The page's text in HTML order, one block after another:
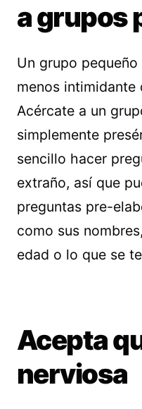
a grupos
Un grupo
menos intimidante
Acércate a un
simplemente
sencillo hacer
extraño, así que
preguntas pre-
como sus
edad o lo que se
Acepta
nerviosa